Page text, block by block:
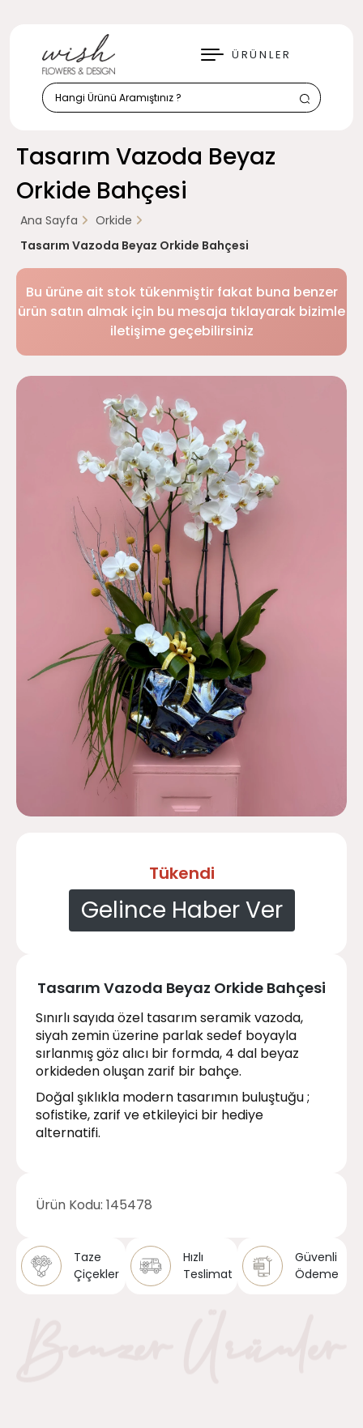
ÜRÜNLER
KAPAT
Tasarım Vazoda Beyaz
Orkide Bahçesi
Ana Sayfa
Orkide
Tasarım Vazoda Beyaz Orkide Bahçesi
Bu ürüne ait stok tükenmiştir fakat buna benzer
ürün satın almak için bu mesaja tıklayarak bizimle
iletişime geçebilirsiniz
Tükendi
Gelince Haber Ver
Tasarım Vazoda Beyaz Orkide Bahçesi
Sınırlı sayıda özel tasarım seramik vazoda,
siyah zemin üzerine parlak sedef boyayla
sırlanmış göz alıcı bir formda, 4 dal beyaz
orkideden oluşan zarif bir bahçe.
Doğal şıklıkla modern tasarımın buluştuğu ;
sofistike, zarif ve etkileyici bir hediye
alternatifi.
Ürün Kodu: 145478
Taze
Çiçekler
Hızlı
Teslimat
Güvenli
Ödeme